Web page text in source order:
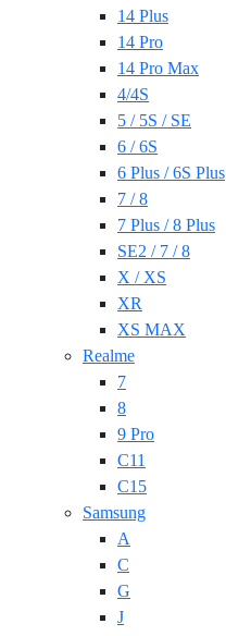
14 Plus
14 Pro
14 Pro Max
4/4S
5 / 5S / SE
6 / 6S
6 Plus / 6S Plus
7 / 8
7 Plus / 8 Plus
SE2 / 7 / 8
X / XS
XR
XS MAX
Realme
7
8
9 Pro
C11
C15
Samsung
A
C
G
J